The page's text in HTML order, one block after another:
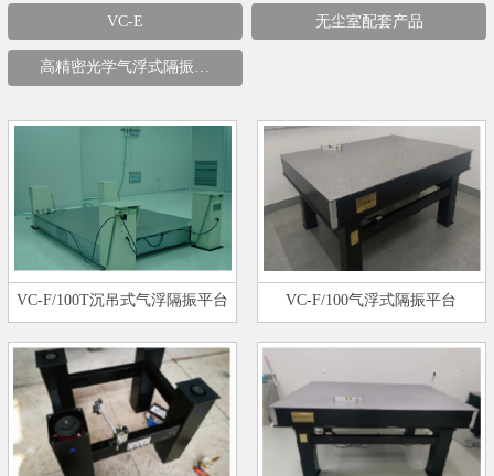
VC-E 无尘室配套产品
高精密光学气浮式隔振…
VC-F/100T沉吊式气浮隔振平台 VC-F/100气浮式隔振平台